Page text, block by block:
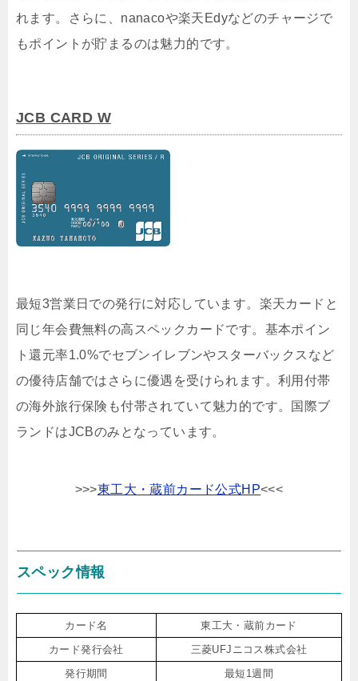
れます。さらに、nanacoや楽天Edyなどのチャージで
もポイントが貯まるのは魅力的です。
JCB CARD W
最短3営業日での発行に対応しています。楽天カードと
同じ年会費無料の高スペックカードです。基本ポイン
ト還元率1.0%でセブンイレブンやスターバックスなど
の優待店舗ではさらに優遇を受けられます。利用付帯
の海外旅行保険も付帯されていて魅力的です。国際ブ
ランドはJCBのみとなっています。
>>>東工大・蔵前カード公式HP<<<
スペック情報
カード名
東工大・蔵前カード
カード発行会社
三菱UFJニコス株式会社
発行期間
最短1週間